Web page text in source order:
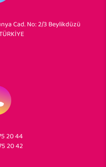
Cad. No: 2/3 Beylikdüzü
20 44
20 42